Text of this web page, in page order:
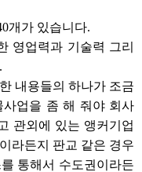
개가 있습니다.
영업력과 기술력 그리
내용들의 하나가 조금
업을 좀 해 줘야 회사
관외에 있는 앵커기업
라든지 판교 같은 경우
통해서 수도권이라든